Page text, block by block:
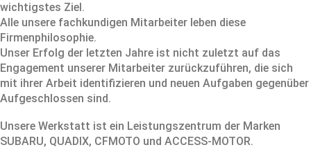
wichtigstes Ziel.
Alle unsere fachkundigen Mitarbeiter leben diese
Firmenphilosophie.
Unser Erfolg der letzten Jahre ist nicht zuletzt auf das
Engagement unserer Mitarbeiter zurückzuführen, die sich
mit ihrer Arbeit identifizieren und neuen Aufgaben gegenüber
Aufgeschlossen sind.
Unsere Werkstatt ist ein Leistungszentrum der Marken
SUBARU, QUADIX, CFMOTO und ACCESS-MOTOR.